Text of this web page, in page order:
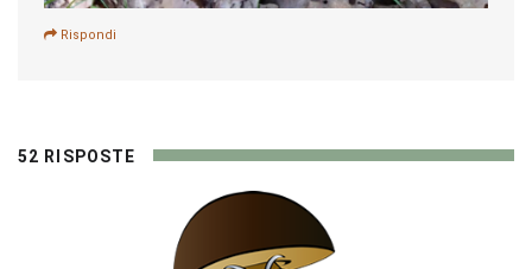
Rispondi
52 RISPOSTE